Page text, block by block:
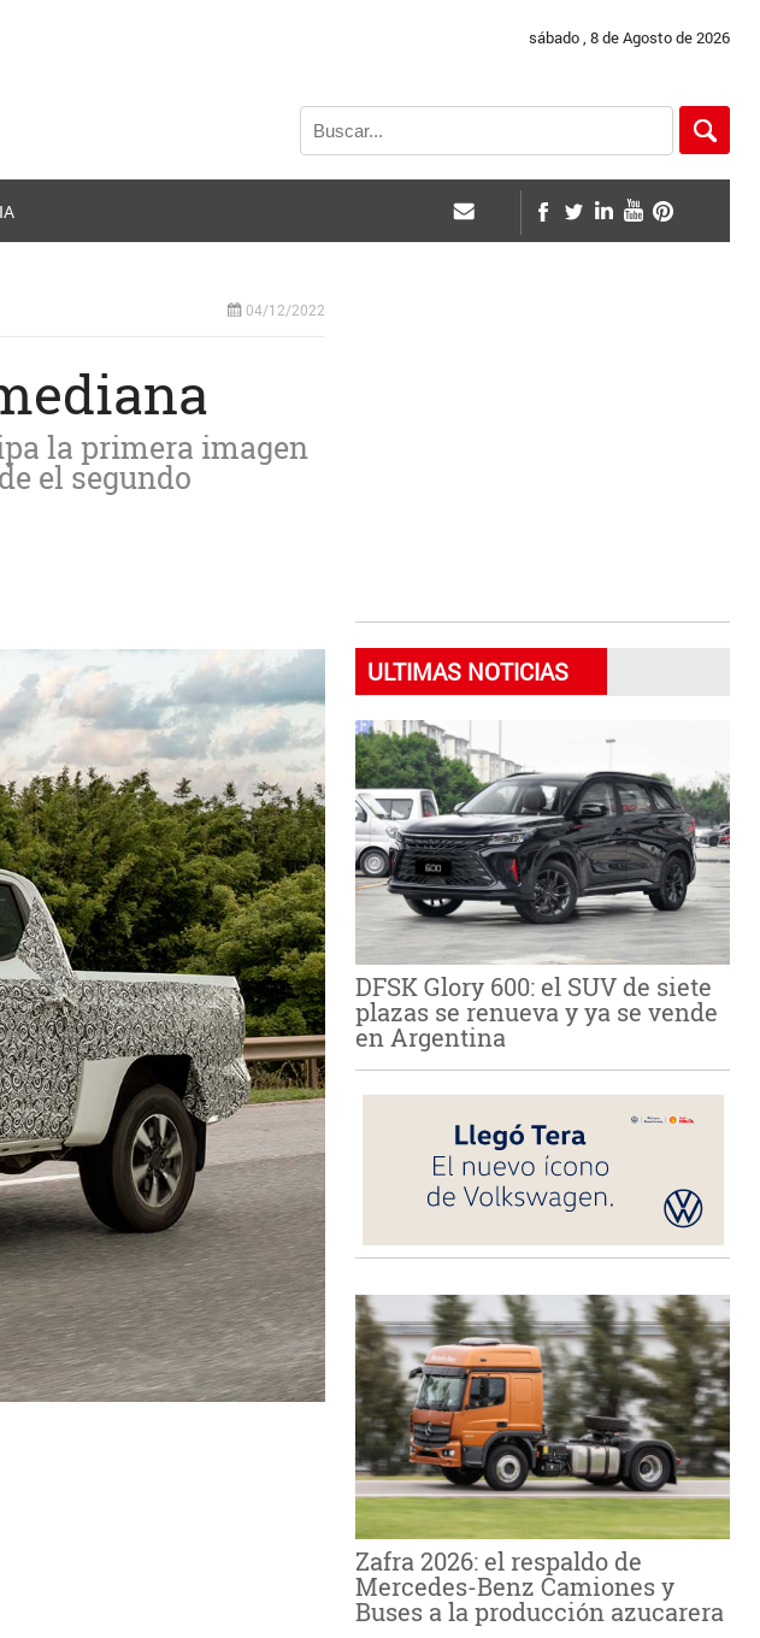
sábado , 8 de Agosto de 2026
04/12/2022
la primera imagen
el segundo
ULTIMAS NOTICIAS
DFSK Glory 600: el SUV de siete
plazas se renueva y ya se vende
en Argentina
Zafra 2026: el respaldo de
Mercedes-Benz Camiones y
Buses a la producción azucarera